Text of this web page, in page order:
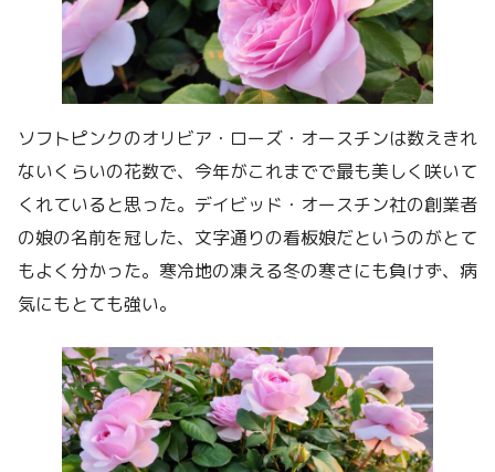
ソフトピンクのオリビア・ローズ・オースチンは数えきれ
ないくらいの花数で、今年がこれまでで最も美しく咲いて
くれていると思った。デイビッド・オースチン社の創業者
の娘の名前を冠した、文字通りの看板娘だというのがとて
もよく分かった。寒冷地の凍える冬の寒さにも負けず、病
気にもとても強い。